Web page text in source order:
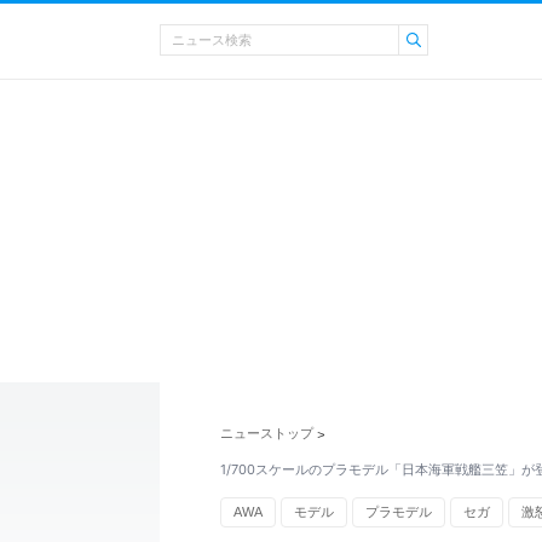
ニューストップ >
1/700スケールのプラモデル「日本海軍戦艦三笠」が
AWA モデル プラモデル セガ 激